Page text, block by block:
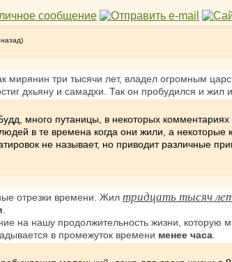
мирянин три тысячи лет, владел огромным
дхьяну и самадхи. Так он пробудился и жил
много путаницы, в некоторых
в те времена когда они жили, а
не называет, но приводит различные
отрезки времени. Жил тридцать тысяч
на нашу продолжительность жизни,
в промежуток времени менее часа